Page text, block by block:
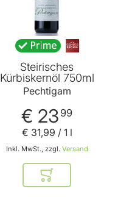
Steirisches
Kürbiskernöl 750ml
Pechtigam
€ 23 99
Inkl. MwSt., zzgl. Versand
€ 31,99 / 1 l
In den